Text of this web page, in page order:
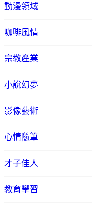
動漫領域
咖啡風情
宗教產業
小說幻夢
影像藝術
心情隨筆
才子佳人
教育學習